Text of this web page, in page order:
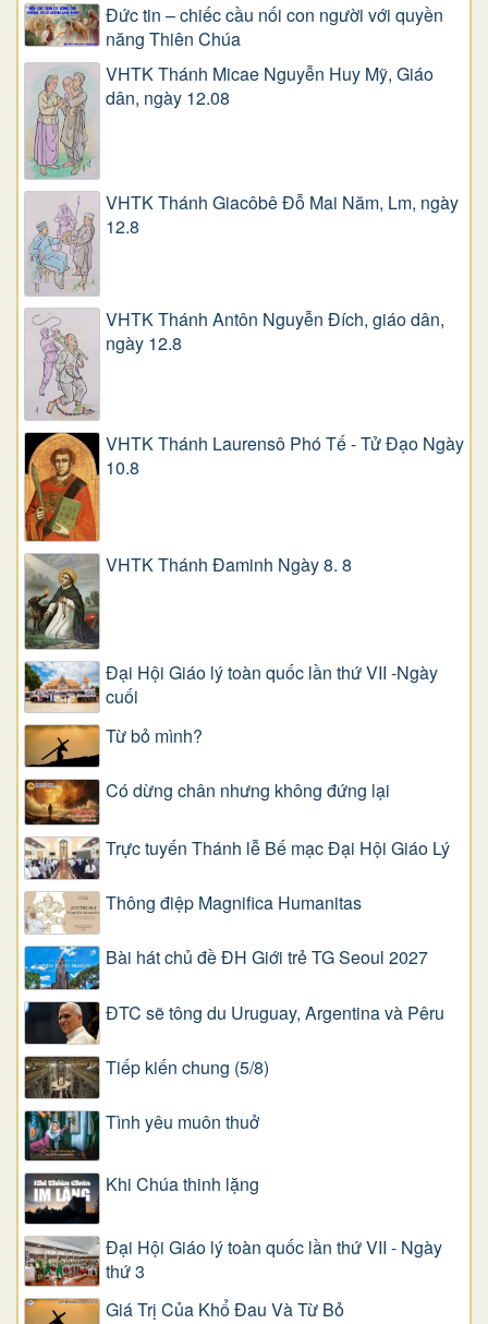
Đức tin – chiếc cầu nối con người với quyền
năng Thiên Chúa
VHTK Thánh Micae Nguyễn Huy Mỹ, Giáo
dân, ngày 12.08
VHTK Thánh Giacôbê Ðỗ Mai Năm, Lm, ngày
12.8
VHTK Thánh Antôn Nguyễn Ðích, giáo dân,
ngày 12.8
VHTK Thánh Laurensô Phó Tế - Tử Đạo Ngày
10.8
VHTK Thánh Đaminh Ngày 8. 8
Đại Hội Giáo lý toàn quốc lần thứ VII -Ngày
cuối
Từ bỏ mình?
Có dừng chân nhưng không đứng lại
Trực tuyến Thánh lễ Bế mạc Đại Hội Giáo Lý
Thông điệp Magnifica Humanitas
Bài hát chủ đề ĐH Giới trẻ TG Seoul 2027
ĐTC sẽ tông du Uruguay, Argentina và Pêru
Tiếp kiến chung (5/8)
Tình yêu muôn thuở
Khi Chúa thinh lặng
Đại Hội Giáo lý toàn quốc lần thứ VII - Ngày
thứ 3
Giá Trị Của Khổ Ðau Và Từ Bỏ